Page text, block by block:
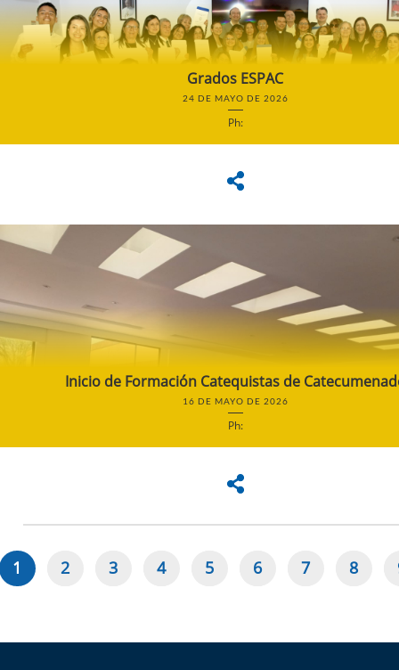
Grados ESPAC
24 DE MAYO DE 2026
Ph:
Inicio de Formación Catequistas de
16 DE MAYO DE 2026
Ph:
Paginación
Página
1 Page
2 Page
3 Page
4 Page
5 Page
6 Page
7 Page
8